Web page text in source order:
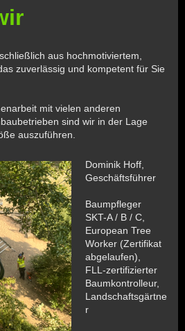
aus hochmotiviertem,
zuverlässig und kompetent für Sie
mit vielen anderen
sind wir in der Lage
auszuführen.
Dominik Hoff,
Geschäftsführer
Baumpfleger
SKT-A / B / C,
European Tree
Worker (Zertifikat
abgelaufen),
FLL-zertifizierter
Baumkontrolleur,
Landschaftsgärtne
r